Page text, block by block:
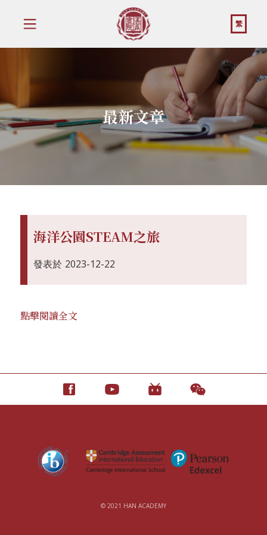
繁
最新文章
海洋公園STEAM之旅
發表於 2023-12-22
點擊閱讀全文
© 2021 HAN ACADEMY